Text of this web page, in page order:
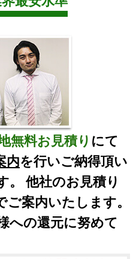
無料お見積り にて
内を行いご納得頂い
。 他社のお見積り
ご案内いたします。
への還元に努めて